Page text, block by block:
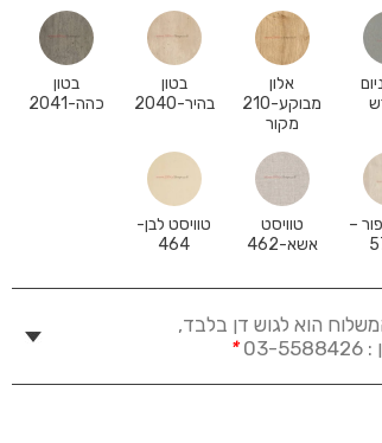
אלון
מבוקע-210
מקור
בטון
בהיר-2040
בטון
כהה-2041
–
טוויסט
אשא-462
טוויסט לבן-
464
הוא לגוש דן בלבד,
*